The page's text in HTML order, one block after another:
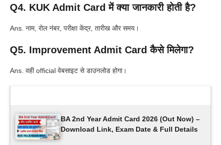
Q4. KUK Admit Card में क्या जानकारी होती है?
Ans. नाम, रोल नंबर, परीक्षा केंद्र, तारीख और समय।
Q5. Improvement Admit Card कैसे मिलेगा?
Ans. वही official वेबसाइट से डाउनलोड होगा।
BA 2nd Year Admit Card 2026 (Out Now) –
Download Link, Exam Date & Full Details